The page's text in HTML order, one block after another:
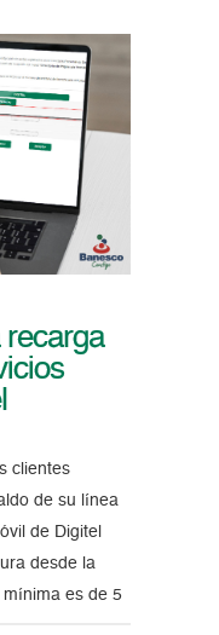
recarga
clientes
de su línea
de Digitel
desde la
es de 5